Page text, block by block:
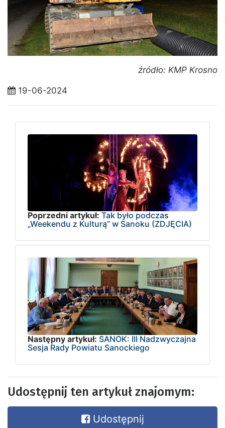
źródło: KMP Krosno
19-06-2024
Poprzedni artykuł: Tak było podczas
„Weekendu z Kulturą” w Sanoku (ZDJĘCIA)
Następny artykuł: SANOK: III Nadzwyczajna
Sesja Rady Powiatu Sanockiego
Udostępnij ten artykuł znajomym:
Udostępnij